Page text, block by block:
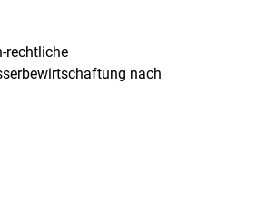
rechtliche
nach